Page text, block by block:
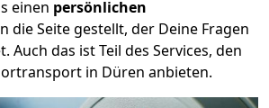
einen persönlichen
die Seite gestellt, der Deine Fragen
Auch das ist Teil des Services, den
in Düren anbieten.